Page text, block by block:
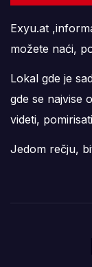
Exyu.at
možete naći,
Lokal gde je
gde se najvise
videti,
Jedom rečju,